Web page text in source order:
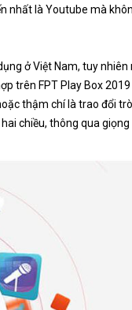
nhất là Youtube mà
ở Việt Nam, tuy
trên FPT Play Box 2019
thậm chí là trao đổi
chiều, thông qua